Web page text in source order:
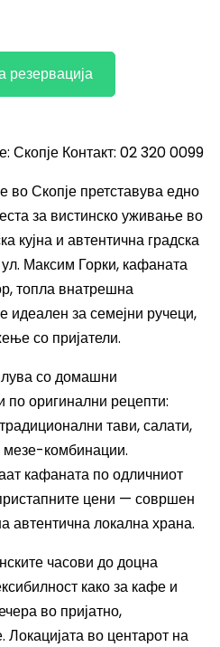
резервација
Скопје Контакт: 02 320 0099
во Скопје претставува едно
за вистинско уживање во
кујна и автентична градска
Максим Горки, кафаната
топла внатрешна
идеален за семејни ручеци,
со пријатели.
со домашни
по оригинални рецепти:
тави, салати,
мезе-комбинации.
кафаната по одличниот
цени — совршен
автентична локална храна.
часови до доцна
како за кафе и
во пријатно,
во центарот на